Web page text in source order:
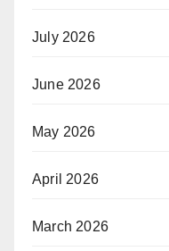
July 2026
June 2026
May 2026
April 2026
March 2026